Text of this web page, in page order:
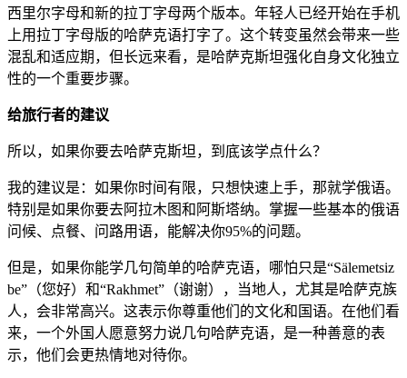
西里尔字母和新的拉丁字母两个版本。年轻人已经开始在手机
上用拉丁字母版的哈萨克语打字了。这个转变虽然会带来一些
混乱和适应期，但长远来看，是哈萨克斯坦强化自身文化独立
性的一个重要步骤。
给旅行者的建议
所以，如果你要去哈萨克斯坦，到底该学点什么？
我的建议是：如果你时间有限，只想快速上手，那就学俄语。
特别是如果你要去阿拉木图和阿斯塔纳。掌握一些基本的俄语
问候、点餐、问路用语，能解决你95%的问题。
但是，如果你能学几句简单的哈萨克语，哪怕只是“Sälemetsiz
be”（您好）和“Rakhmet”（谢谢），当地人，尤其是哈萨克族
人，会非常高兴。这表示你尊重他们的文化和国语。在他们看
来，一个外国人愿意努力说几句哈萨克语，是一种善意的表
示，他们会更热情地对待你。